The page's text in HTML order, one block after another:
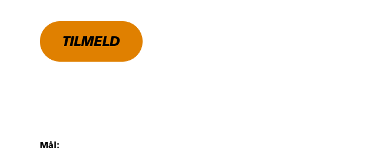
TILMELD
Mål: